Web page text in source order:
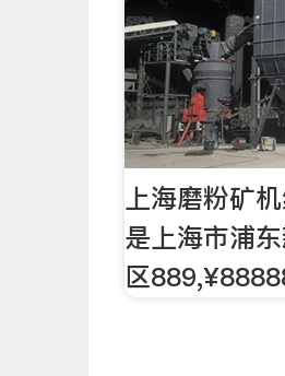
上海磨粉矿
是上海市浦
区